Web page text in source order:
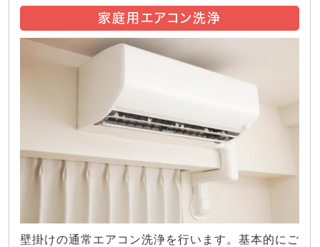
家庭用エアコン洗浄
壁掛けの通常エアコン洗浄を行います。基本的にご